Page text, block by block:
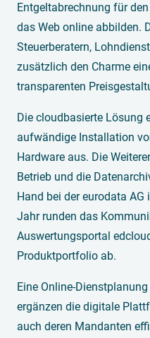
Entgeltabrechnung für
das Web online abbilden.
Steuerberatern,
zusätzlich den Charme
transparenten
Die cloudbasierte Lösung
aufwändige Installation
Hardware aus. Die
Betrieb und die
Hand bei der eurodata
Jahr runden das
Auswertungsportal
Produktportfolio ab.
Eine Online-
ergänzen die digitale
auch deren Mandanten